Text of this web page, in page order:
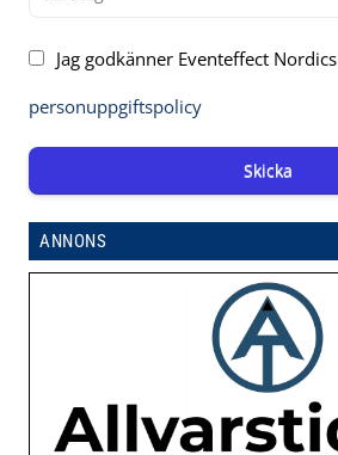
Jag godkänner Eventeffect Nordics
personuppgiftspolicy
Skicka
ANNONS